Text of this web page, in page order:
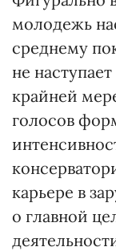
молодежь
среднему
не
крайней
голосов
карьере в
о главной